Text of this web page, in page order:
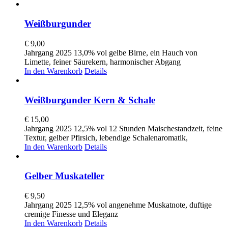
Weißburgunder
€ 9,00
Jahrgang 2025 13,0% vol gelbe Birne, ein Hauch von
Limette, feiner Säurekern, harmonischer Abgang
In den Warenkorb Details
Weißburgunder Kern & Schale
€ 15,00
Jahrgang 2025 12,5% vol 12 Stunden Maischestandzeit, feine
Textur, gelber Pfirsich, lebendige Schalenaromatik,
In den Warenkorb Details
Gelber Muskateller
€ 9,50
Jahrgang 2025 12,5% vol angenehme Muskatnote, duftige
cremige Finesse und Eleganz
In den Warenkorb Details